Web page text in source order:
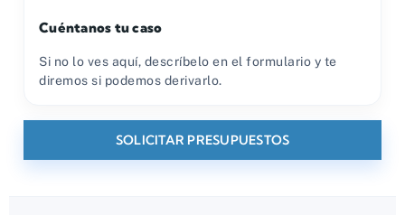
Cuéntanos tu caso
Si no lo ves aquí, descríbelo en el formulario y te
diremos si podemos derivarlo.
SOLICITAR PRESUPUESTOS